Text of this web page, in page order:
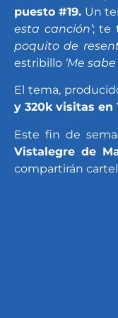
puesto #19. Un
esta canción’; te
poquito de
estribillo ‘Me
El tema,
y 320k visitas en
Este fin de
Vistalegre de
compartirán